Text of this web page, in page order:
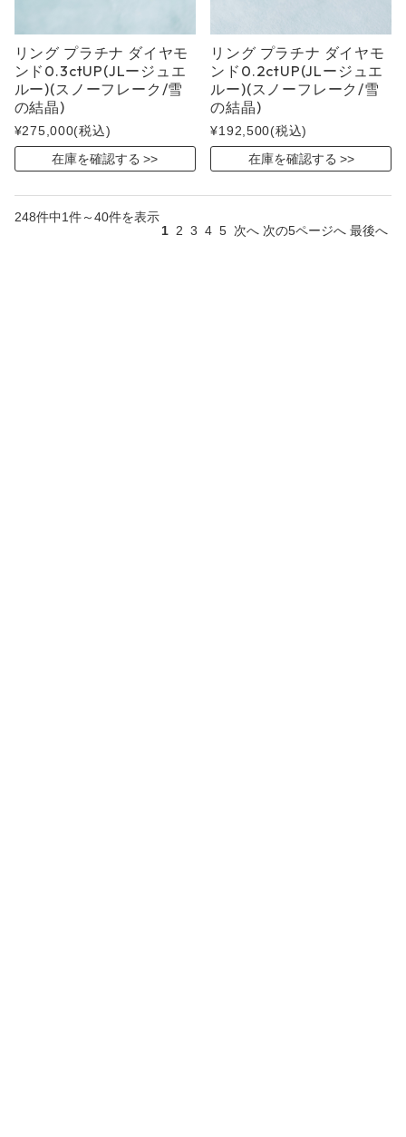
リング プラチナ ダイヤモ
ンド0.3ctUP(JLージュエ
ルー)(スノーフレーク/雪
の結晶)
¥275,000(税込)
在庫を確認する
リング プラチナ ダイヤモ
ンド0.2ctUP(JLージュエ
ルー)(スノーフレーク/雪
の結晶)
¥192,500(税込)
在庫を確認する
248件中1件～40件を表示
1 2 3 4 5 次へ 次の5ページへ 最後へ